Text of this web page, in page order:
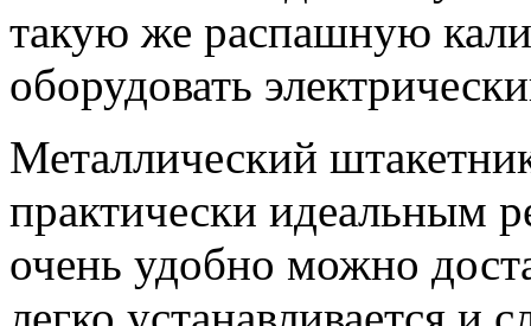
такую же распашную
оборудовать
Металлический
практически идеальным
очень удобно можно